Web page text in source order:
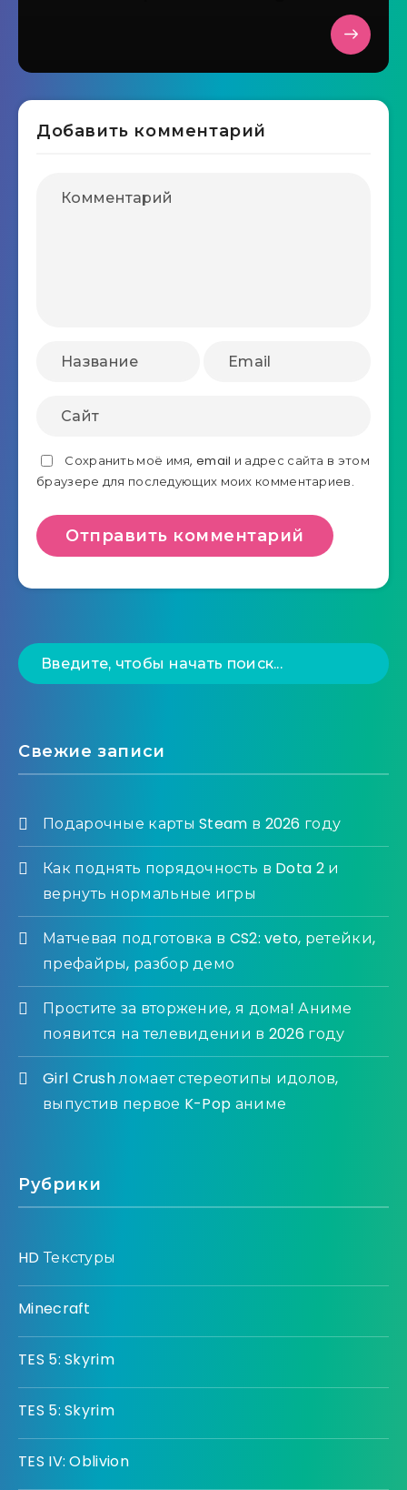
Добавить комментарий
Сохранить моё имя, email и адрес сайта в этом
браузере для последующих моих комментариев.
Свежие записи
Подарочные карты Steam в 2026 году
Как поднять порядочность в Dota 2 и
вернуть нормальные игры
Матчевая подготовка в CS2: veto, ретейки,
префайры, разбор демо
Простите за вторжение, я дома! Аниме
появится на телевидении в 2026 году
Girl Crush ломает стереотипы идолов,
выпустив первое K-Pop аниме
Рубрики
HD Текстуры
Minecraft
TES 5: Skyrim
TES 5: Skyrim
TES IV: Oblivion